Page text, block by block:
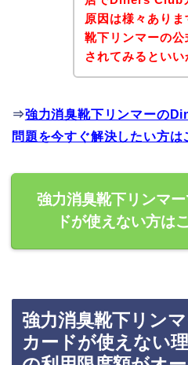
原因は様々あり
靴下リンマーの
されてみるといい
⇒強力消臭靴下リンマーの
問題を今すぐ解決したい方は
強力消臭靴下リンマ
ドが使えない方は
強力消臭靴下リン
カードが使えない